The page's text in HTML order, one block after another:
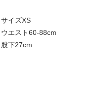
サイズXS
ウエスト60-88cm
股下27cm